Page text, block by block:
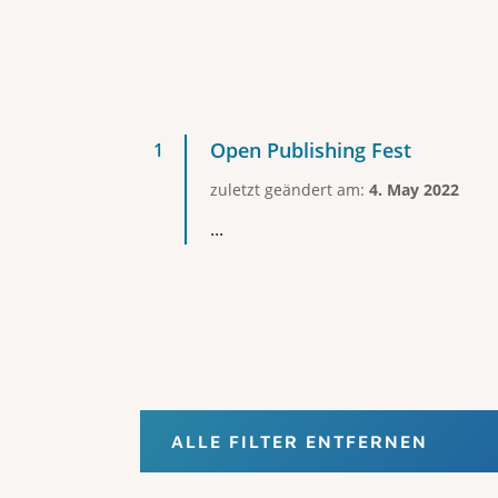
Open Publishing Fest
zuletzt geändert am: 4. May 2022
...
ALLE FILTER ENTFERNEN